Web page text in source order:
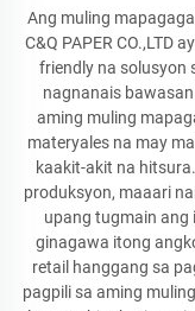
Ang muling
C&Q PAPER CO.,LTD
friendly na solusyon
nagnanais
aming muling
materyales na may
kaakit-akit na
produksyon, maaari
upang tugmain
ginagawa itong
retail hanggang sa
pagpili sa aming